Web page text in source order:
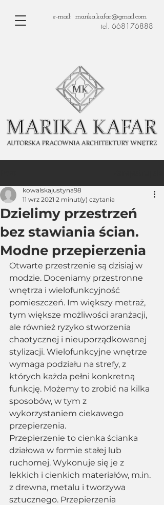
e-mail: marika.kafar@gmail.com
tel. 668176888
Dzielimy przestrzeń
bez stawiania ścian.
Modne przepierzenia
kowalskajustyna98
11 wrz 2021 2 minut(y) czytania
Otwarte przestrzenie są dzisiaj w
modzie. Doceniamy przestronne
wnętrza i wielofunkcyjność
pomieszczeń. Im większy metraż,
tym większe możliwości aranżacji,
ale również ryzyko stworzenia
chaotycznej i nieuporządkowanej
stylizacji. Wielofunkcyjne wnętrze
wymaga podziału na strefy, z
których każda pełni konkretną
funkcję. Możemy to zrobić na kilka
sposobów, w tym z
wykorzystaniem ciekawego
przepierzenia.
Przepierzenie to cienka ścianka
działowa w formie stałej lub
ruchomej. Wykonuje się je z
lekkich i cienkich materiałów, m.in.
z drewna, metalu i tworzywa
sztucznego. Przepierzenia